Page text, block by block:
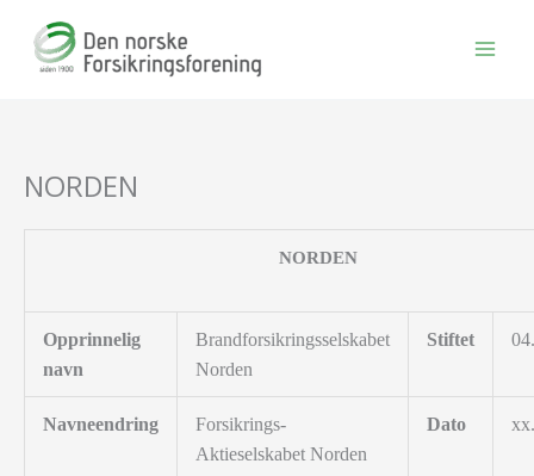
NORDEN
NORDEN
Opprinnelig
navn
Brandforsikringsselskabet
Norden
Stiftet
Navneendring
Forsikrings-
Aktieselskabet Norden
Dato